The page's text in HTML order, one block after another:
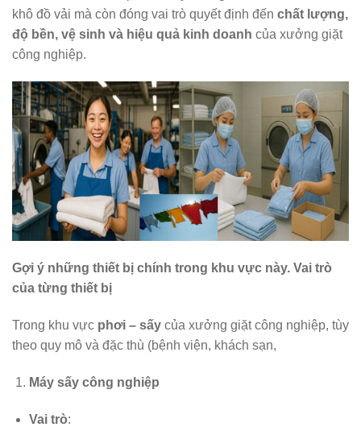
khô đồ vải mà còn đóng vai trò quyết định đến chất lượng,
độ bền, vệ sinh và hiệu quả kinh doanh của xưởng giặt
công nghiệp.
Gợi ý những thiết bị chính trong khu vực này. Vai trò
của từng thiết bị
Trong khu vực phơi – sấy của xưởng giặt công nghiệp, tùy
theo quy mô và đặc thù (bệnh viện, khách sạn,
Máy sấy công nghiệp
Vai trò: